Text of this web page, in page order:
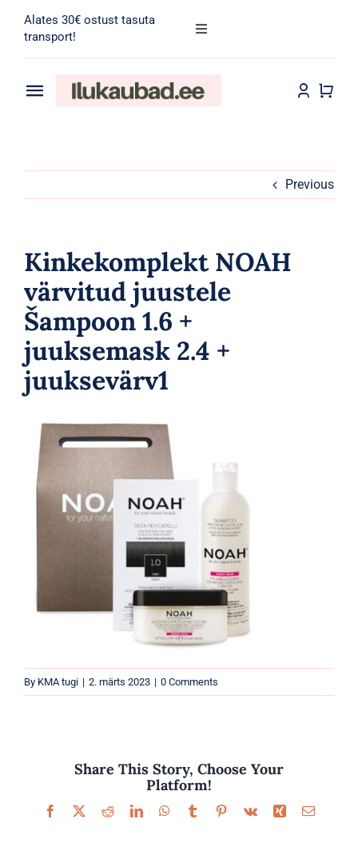
content
Alates 30€ ostust tasuta
transport!
Toggle
for:
Toggle
Meik
Tarvikud
Parfüümid
Eripakkumised
Previous
Kinkekomplekt NOAH
värvitud juustele
Šampoon 1.6 +
juuksemask 2.4 +
juuksevärv1
By KMA tugi | 2. märts 2023 | 0 Comments
Share This Story, Choose Your
Platform!
Facebook
X RedditLinkedInWhatsApp
TumblrPinterest
Vk Xing Email